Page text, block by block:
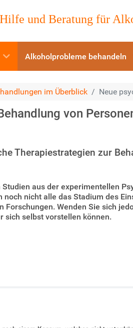
Hilfe und Beratung für
Alkoholprobleme behandeln
im Überblick Neue
von
Therapiestrategien zur
aus der experimentellen
nicht alle das Stadium des
Forschungen. Wenden Sie sich
sich selbst vorstellen können.